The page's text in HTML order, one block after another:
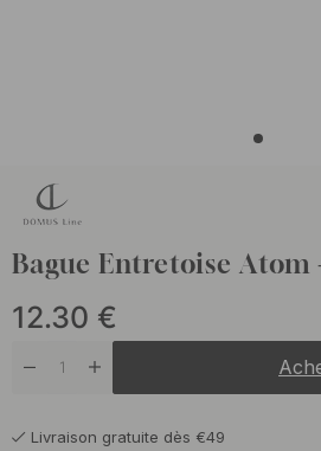
Bague Entretoise Atom
12.30 €
Livraison gratuite dès €49